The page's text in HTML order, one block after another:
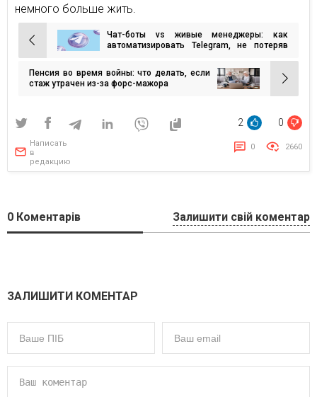
немного больше жить.
Навигация
по
записям
Чат-боты vs живые менеджеры: как
автоматизировать Telegram, не потеряв
Пенсия во время войны: что делать, если
стаж утрачен из-за форс-мажора
2 0
Написать
в
редакцию
0 2660
0 Коментарів Залишити свій коментар
ЗАЛИШИТИ КОМЕНТАР